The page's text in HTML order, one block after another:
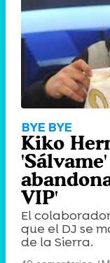
BYE BYE
Kiko
VIP'
El
que el DJ se
de la Sierra.